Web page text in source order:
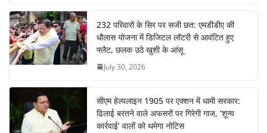
232 परिवारों के सिर पर सजी छत: एमडीडीए की
धौलास योजना में डिजिटल लॉटरी से आवंटित हुए
फ्लैट, छलक उठे खुशी के आंसू
July 30, 2026
सीएम हेल्पलाइन 1905 पर एक्शन में धामी सरकार:
ढिलाई बरतने वाले अफसरों पर गिरेगी गाज, ‘शून्य
कार्रवाई’ वालों को थमेगा नोटिस